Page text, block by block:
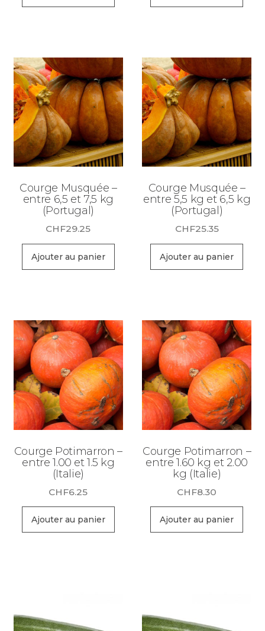
Courge Musquée –
entre 6,5 et 7,5 kg
(Portugal)
CHF29.25
Ajouter au panier
Courge Musquée –
entre 5,5 kg et 6,5 kg
(Portugal)
CHF25.35
Ajouter au panier
Courge Potimarron –
entre 1.00 et 1.5 kg
(Italie)
CHF6.25
Ajouter au panier
Courge Potimarron –
entre 1.60 kg et 2.00
kg (Italie)
CHF8.30
Ajouter au panier